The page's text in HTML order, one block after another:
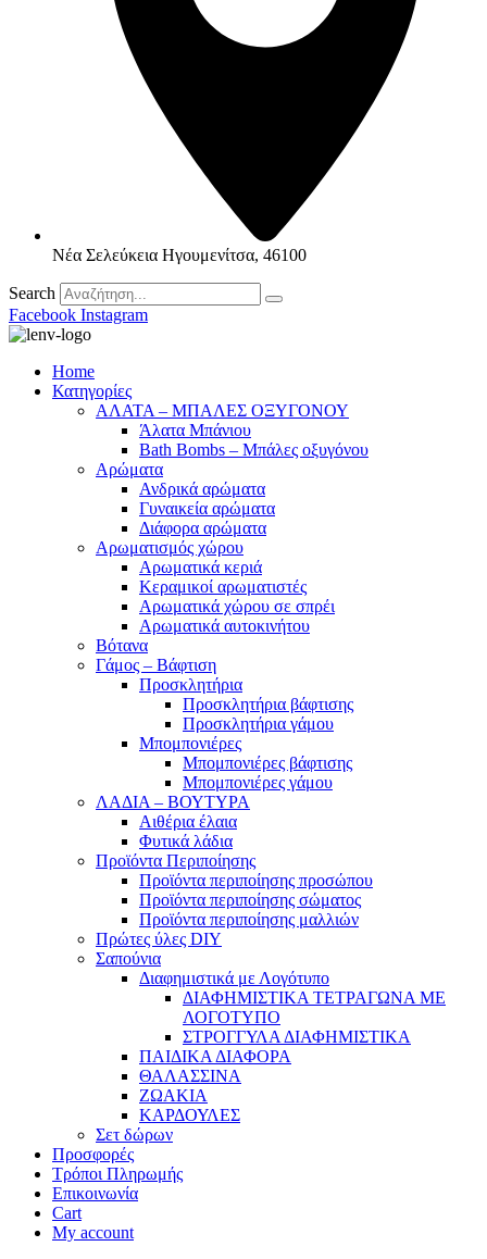
Νέα Σελεύκεια Ηγουμενίτσα, 46100
Search
Facebook Instagram
Home
Κατηγορίες
ΑΛΑΤΑ – ΜΠΑΛΕΣ ΟΞΥΓΟΝΟΥ
Άλατα Μπάνιου
Bath Bombs – Μπάλες οξυγόνου
Αρώματα
Ανδρικά αρώματα
Γυναικεία αρώματα
Διάφορα αρώματα
Αρωματισμός χώρου
Αρωματικά κεριά
Kεραμικοί αρωματιστές
Αρωματικά χώρου σε σπρέι
Aρωματικά αυτοκινήτου
Βότανα
Γάμος – Βάφτιση
Προσκλητήρια
Προσκλητήρια βάφτισης
Προσκλητήρια γάμου
Μπομπονιέρες
Μπομπονιέρες βάφτισης
Μπομπονιέρες γάμου
ΛΑΔΙΑ – ΒΟΥΤΥΡΑ
Αιθέρια έλαια
Φυτικά λάδια
Προϊόντα Περιποίησης
Προϊόντα περιποίησης προσώπου
Προϊόντα περιποίησης σώματος
Προϊόντα περιποίησης μαλλιών
Πρώτες ύλες DIY
Σαπούνια
Διαφημιστικά με Λογότυπο
ΔΙΑΦΗΜΙΣΤΙΚΑ ΤΕΤΡΑΓΩΝΑ ΜΕ
ΛΟΓΟΤΥΠΟ
ΣΤΡΟΓΓΥΛΑ ΔΙΑΦΗΜΙΣΤΙΚΑ
ΠΑΙΔΙΚΑ ΔΙΑΦΟΡΑ
ΘΑΛΑΣΣΙΝΑ
ΖΩΑΚΙΑ
ΚΑΡΔΟΥΛΕΣ
Σετ δώρων
Προσφορές
Τρόποι Πληρωμής
Επικοινωνία
Cart
My account